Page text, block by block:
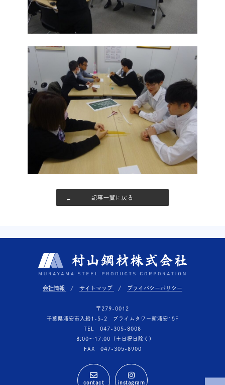
記事一覧に戻る
会社情報 サイトマップ プライバシーポリシー
〒279-0012
千葉県浦安市入船1-5-2 プライムタワー新浦安15F
TEL 047-305-8008
8:00〜17:00（土日祝日除く）
FAX 047-305-8900
contact instagram